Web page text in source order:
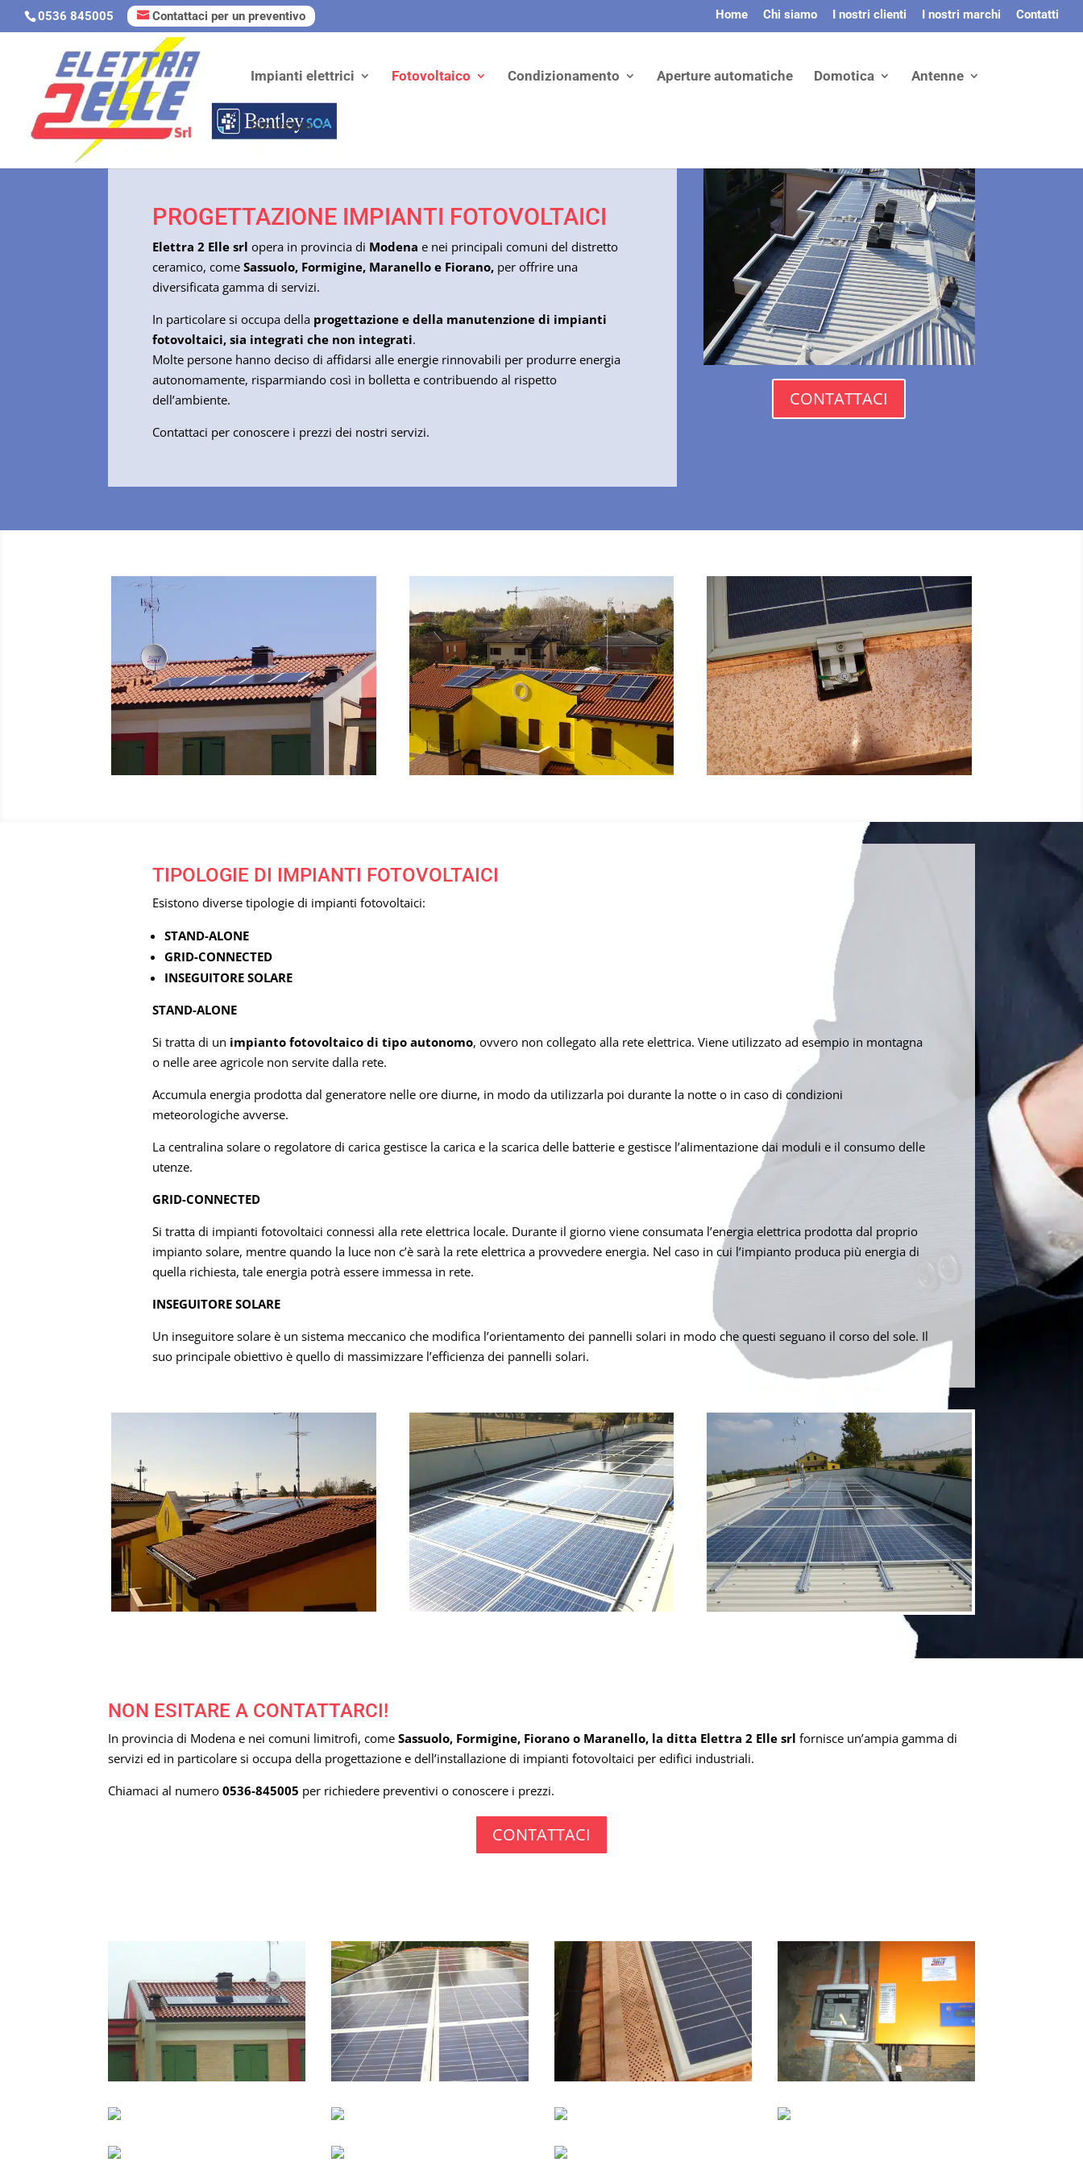
0536 845005 Contattaci per un preventivo Home Chi siamo I nostri clienti I nostri marchi Contatti
Impianti elettrici Fotovoltaico Condizionamento Aperture automatiche Domotica Antenne
Sicurezza
PROGETTAZIONE IMPIANTI FOTOVOLTAICI
Elettra 2 Elle srl opera in provincia di Modena e nei principali comuni del distretto
ceramico, come Sassuolo, Formigine, Maranello e Fiorano,per offrire una
diversificata gamma di servizi.
In particolare si occupa dellaprogettazione e della manutenzione di impianti
fotovoltaici, sia integrati che non integrati.
Molte persone hanno deciso di affidarsi alle energie rinnovabili per produrre energia
autonomamente, risparmiando così in bolletta e contribuendo al rispetto
dell’ambiente.
Contattaci per conoscere i prezzi dei nostri servizi.
CONTATTACI
TIPOLOGIE DI IMPIANTI FOTOVOLTAICI
Esistono diverse tipologie di impianti fotovoltaici:
STAND-ALONE
GRID-CONNECTED
INSEGUITORE SOLARE
STAND-ALONE
Si tratta di un impianto fotovoltaico di tipo autonomo, ovvero non collegato alla rete elettrica. Viene utilizzato ad esempio in montagna
o nelle aree agricole non servite dalla rete.
Accumula energia prodotta dal generatore nelle ore diurne, in modo da utilizzarla poi durante la notte o in caso di condizioni
meteorologiche avverse.
La centralina solare o regolatore di carica gestisce la carica e la scarica delle batterie e gestisce l’alimentazione dai moduli e il consumo delle
utenze.
GRID-CONNECTED
Si tratta di impianti fotovoltaici connessi alla rete elettrica locale. Durante il giorno viene consumata l’energia elettrica prodotta dal proprio
impianto solare, mentre quando la luce non c’è sarà la rete elettrica a provvedere energia. Nel caso in cui l’impianto produca più energia di
quella richiesta, tale energia potrà essere immessa in rete.
INSEGUITORE SOLARE
Un inseguitore solare è un sistema meccanico che modifica l’orientamento dei pannelli solari in modo che questi seguano il corso del sole. Il
suo principale obiettivo è quello di massimizzare l’efficienza dei pannelli solari.
NON ESITARE A CONTATTARCI!
In provincia di Modena e nei comuni limitrofi, comeSassuolo, Formigine, Fiorano o Maranello, la ditta Elettra 2 Elle srl fornisce un’ampia gamma di
servizi ed in particolare si occupa della progettazione e dell’installazione di impianti fotovoltaici per edifici industriali.
Chiamaci al numero0536-845005 per richiedere preventivi o conoscere i prezzi.
CONTATTACI